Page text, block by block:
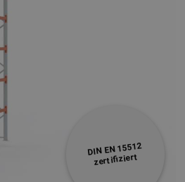
DIN EN 15512
zertifiziert